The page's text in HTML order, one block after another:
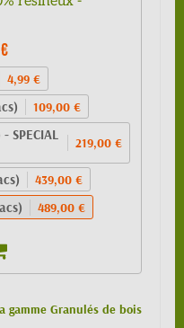
4,99 €
109,00 €
SPECIAL
219,00 €
439,00 €
489,00 €
gamme Granulés de bois